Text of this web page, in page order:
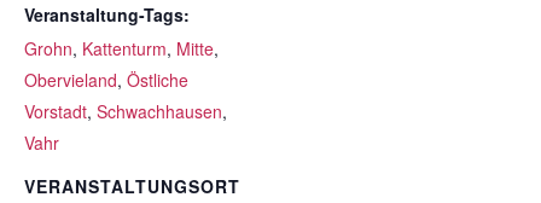
Veranstaltung-Tags:
Grohn, Kattenturm, Mitte,
Obervieland, Östliche
Vorstadt, Schwachhausen,
Vahr
VERANSTALTUNGSORT